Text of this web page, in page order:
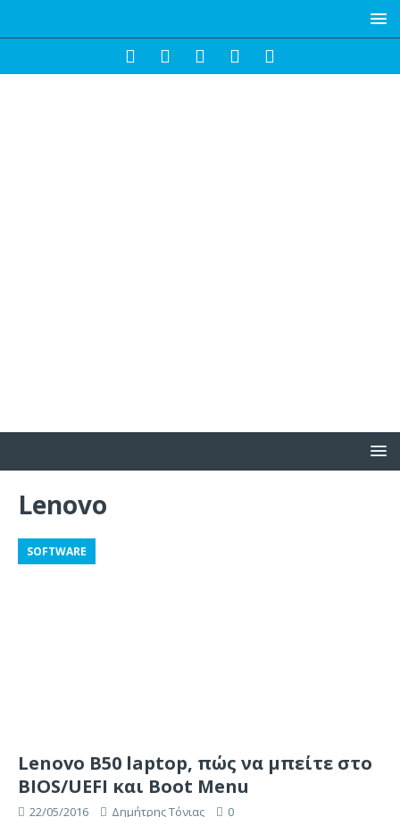
Lenovo
SOFTWARE
Lenovo B50 laptop, πώς να μπείτε στο
BIOS/UEFI και Boot Menu
22/05/2016 Δημήτρης Τόνιας 0